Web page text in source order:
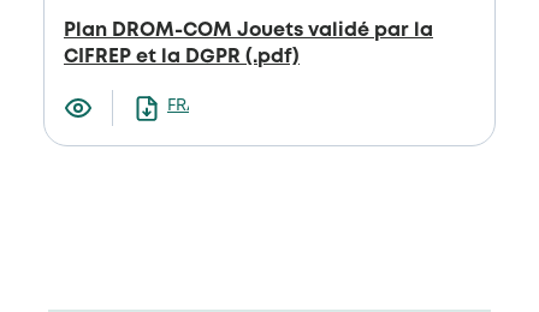
Plan DROM-COM Jouets validé par la
CIFREP et la DGPR (.pdf)
FRANCAIS